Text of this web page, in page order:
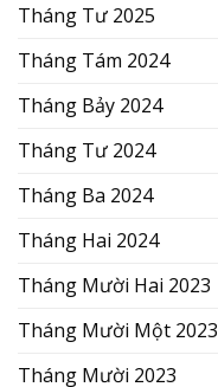
Tháng Tư 2025
Tháng Tám 2024
Tháng Bảy 2024
Tháng Tư 2024
Tháng Ba 2024
Tháng Hai 2024
Tháng Mười Hai 2023
Tháng Mười Một 2023
Tháng Mười 2023